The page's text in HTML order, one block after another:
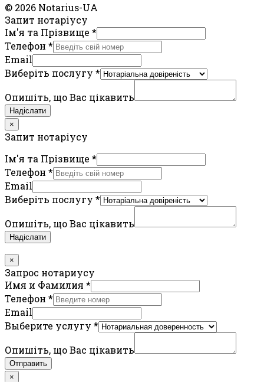
© 2026 Notarius-UA
Запит нотаріусу
Ім'я та Прізвище *
Телефон *
Email
Виберіть послугу *
Опишіть, що Вас цікавить
Надіслати
×
Запит нотаріусу
Ім'я та Прізвище *
Телефон *
Email
Виберіть послугу *
Опишіть, що Вас цікавить
Надіслати
×
Запрос нотариусу
Имя и Фамилия *
Телефон *
Email
Выберите услугу *
Опишіть, що Вас цікавить
Отправить
×